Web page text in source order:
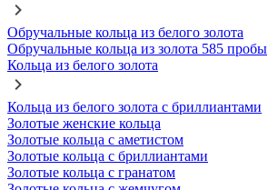
Обручальные кольца из белого золота
Обручальные кольца из золота 585 пробы
Кольца из белого золота
Кольца из белого золота с бриллиантами
Золотые женские кольца
Золотые кольца с аметистом
Золотые кольца с бриллиантами
Золотые кольца с гранатом